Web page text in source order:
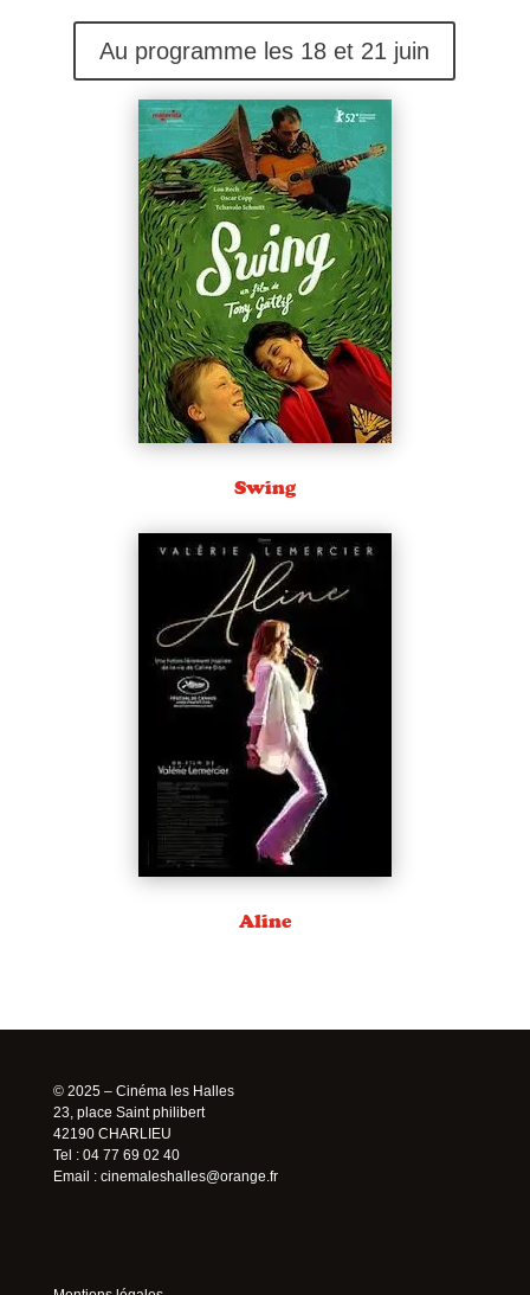
Au programme les 18 et 21 juin
Swing
Aline
© 2025 – Cinéma les Halles
23, place Saint philibert
42190 CHARLIEU
Tel : 04 77 69 02 40
Email : cinemaleshalles@orange.fr